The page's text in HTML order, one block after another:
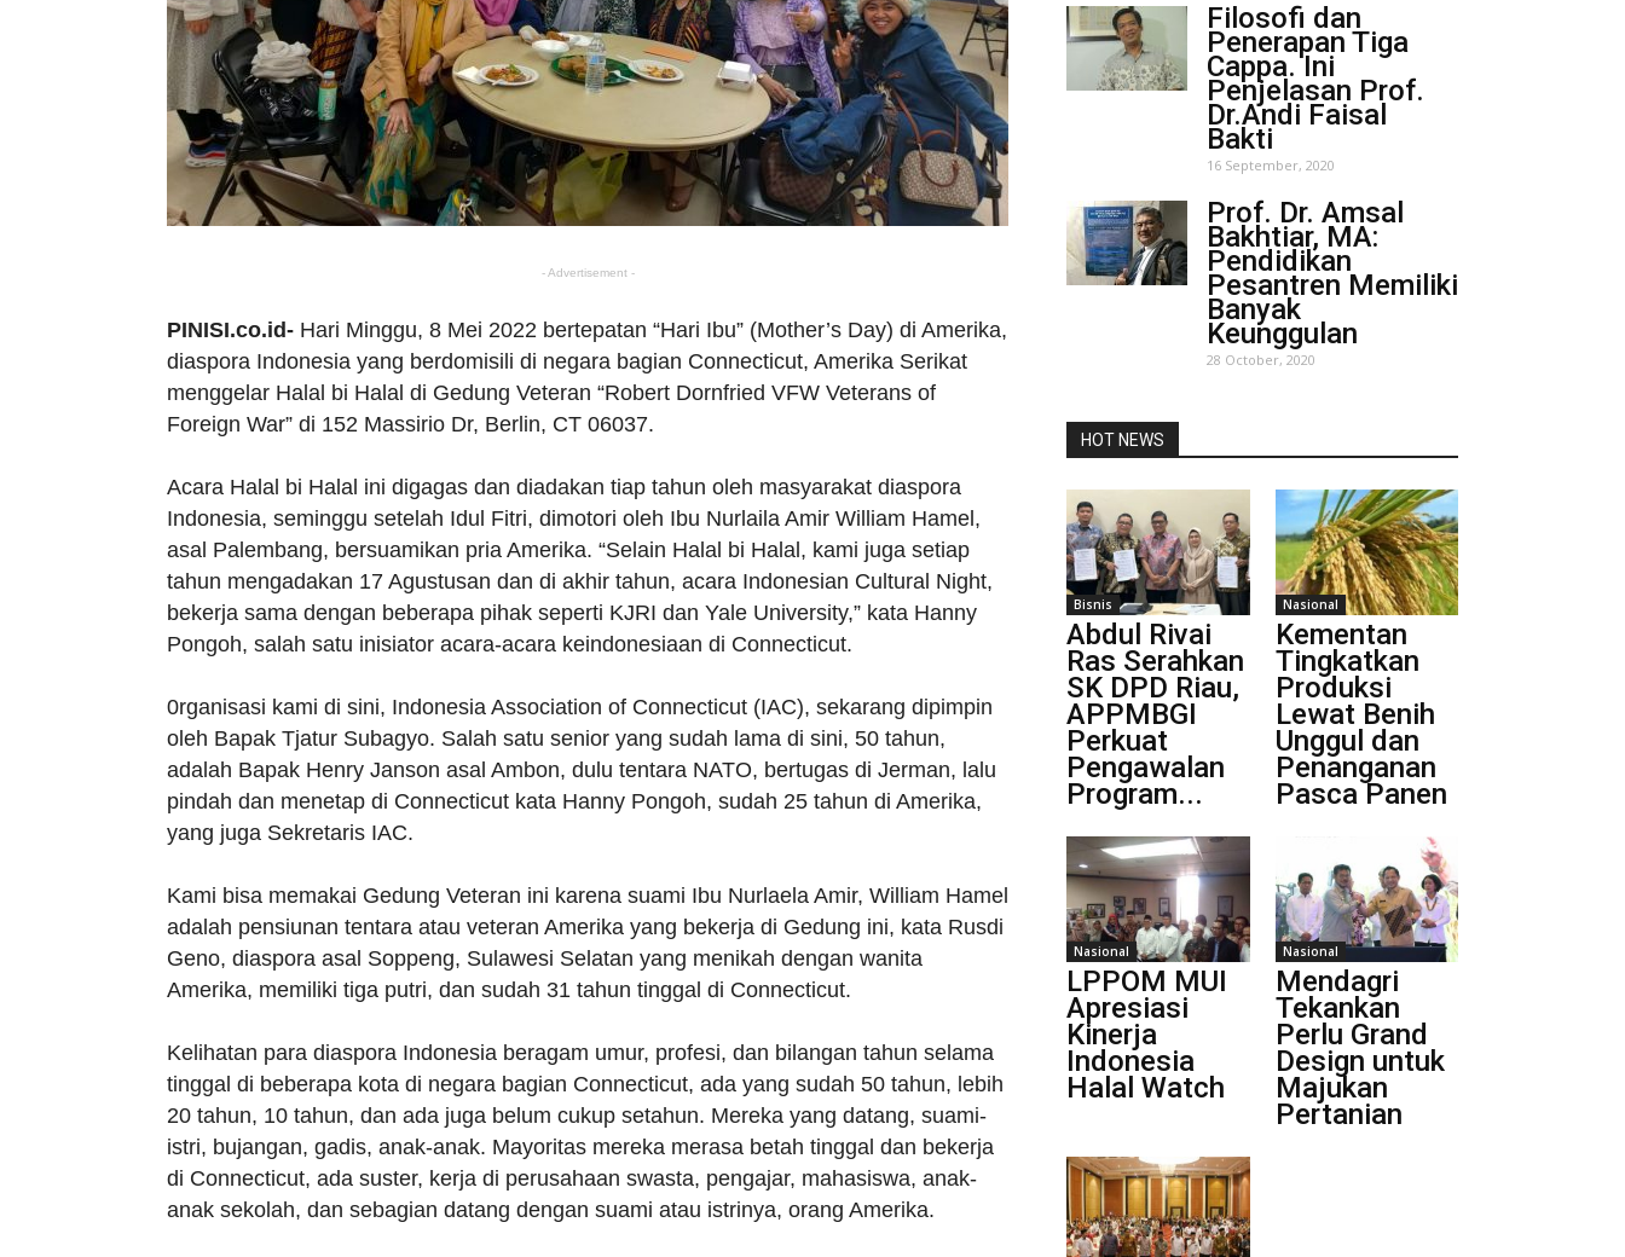
- Advertisement -
PINISI.co.id- Hari Minggu, 8 Mei 2022 bertepatan “Hari Ibu” (Mother’s Day) di Amerika,
diaspora Indonesia yang berdomisili di negara bagian Connecticut, Amerika Serikat
menggelar Halal bi Halal di Gedung Veteran “Robert Dornfried VFW Veterans of
Foreign War” di 152 Massirio Dr, Berlin, CT 06037.
Acara Halal bi Halal ini digagas dan diadakan tiap tahun oleh masyarakat diaspora
Indonesia, seminggu setelah Idul Fitri, dimotori oleh Ibu Nurlaila Amir William Hamel,
asal Palembang, bersuamikan pria Amerika. “Selain Halal bi Halal, kami juga setiap
tahun mengadakan 17 Agustusan dan di akhir tahun, acara Indonesian Cultural Night,
bekerja sama dengan beberapa pihak seperti KJRI dan Yale University,” kata Hanny
Pongoh, salah satu inisiator acara-acara keindonesiaan di Connecticut.
0rganisasi kami di sini, Indonesia Association of Connecticut (IAC), sekarang dipimpin
oleh Bapak Tjatur Subagyo. Salah satu senior yang sudah lama di sini, 50 tahun,
adalah Bapak Henry Janson asal Ambon, dulu tentara NATO, bertugas di Jerman, lalu
pindah dan menetap di Connecticut kata Hanny Pongoh, sudah 25 tahun di Amerika,
yang juga Sekretaris IAC.
Kami bisa memakai Gedung Veteran ini karena suami Ibu Nurlaela Amir, William Hamel
adalah pensiunan tentara atau veteran Amerika yang bekerja di Gedung ini, kata Rusdi
Geno, diaspora asal Soppeng, Sulawesi Selatan yang menikah dengan wanita
Amerika, memiliki tiga putri, dan sudah 31 tahun tinggal di Connecticut.
Kelihatan para diaspora Indonesia beragam umur, profesi, dan bilangan tahun selama
tinggal di beberapa kota di negara bagian Connecticut, ada yang sudah 50 tahun, lebih
20 tahun, 10 tahun, dan ada juga belum cukup setahun. Mereka yang datang, suami-
istri, bujangan, gadis, anak-anak. Mayoritas mereka merasa betah tinggal dan bekerja
di Connecticut, ada suster, kerja di perusahaan swasta, pengajar, mahasiswa, anak-
anak sekolah, dan sebagian datang dengan suami atau istrinya, orang Amerika.
Filosofi dan
Penerapan Tiga
Cappa. Ini
Penjelasan Prof.
Dr.Andi Faisal
Bakti
16 September, 2020
Prof. Dr. Amsal
Bakhtiar, MA:
Pendidikan
Pesantren Memiliki
Banyak
Keunggulan
28 October, 2020
HOT NEWS
Bisnis
Abdul Rivai
Ras Serahkan
SK DPD Riau,
APPMBGI
Perkuat
Pengawalan
Program...
Nasional
Kementan
Tingkatkan
Produksi
Lewat Benih
Unggul dan
Penanganan
Pasca Panen
Nasional
LPPOM MUI
Apresiasi
Kinerja
Indonesia
Halal Watch
Nasional
Mendagri
Tekankan
Perlu Grand
Design untuk
Majukan
Pertanian